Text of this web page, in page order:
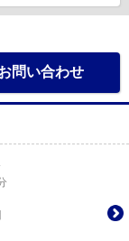
問い合わせ